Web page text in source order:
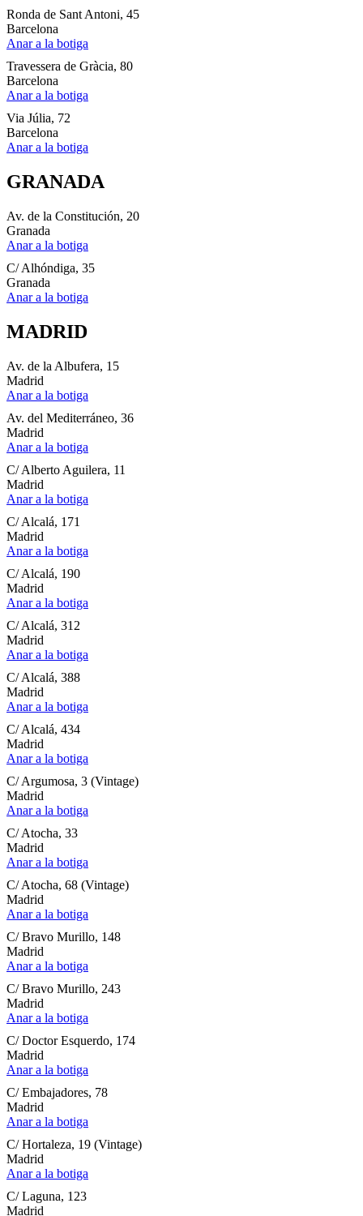
Ronda de Sant Antoni, 45
Barcelona
Anar a la botiga
Travessera de Gràcia, 80
Barcelona
Anar a la botiga
Via Júlia, 72
Barcelona
Anar a la botiga
GRANADA
Av. de la Constitución, 20
Granada
Anar a la botiga
C/ Alhóndiga, 35
Granada
Anar a la botiga
MADRID
Av. de la Albufera, 15
Madrid
Anar a la botiga
Av. del Mediterráneo, 36
Madrid
Anar a la botiga
C/ Alberto Aguilera, 11
Madrid
Anar a la botiga
C/ Alcalá, 171
Madrid
Anar a la botiga
C/ Alcalá, 190
Madrid
Anar a la botiga
C/ Alcalá, 312
Madrid
Anar a la botiga
C/ Alcalá, 388
Madrid
Anar a la botiga
C/ Alcalá, 434
Madrid
Anar a la botiga
C/ Argumosa, 3 (Vintage)
Madrid
Anar a la botiga
C/ Atocha, 33
Madrid
Anar a la botiga
C/ Atocha, 68 (Vintage)
Madrid
Anar a la botiga
C/ Bravo Murillo, 148
Madrid
Anar a la botiga
C/ Bravo Murillo, 243
Madrid
Anar a la botiga
C/ Doctor Esquerdo, 174
Madrid
Anar a la botiga
C/ Embajadores, 78
Madrid
Anar a la botiga
C/ Hortaleza, 19 (Vintage)
Madrid
Anar a la botiga
C/ Laguna, 123
Madrid